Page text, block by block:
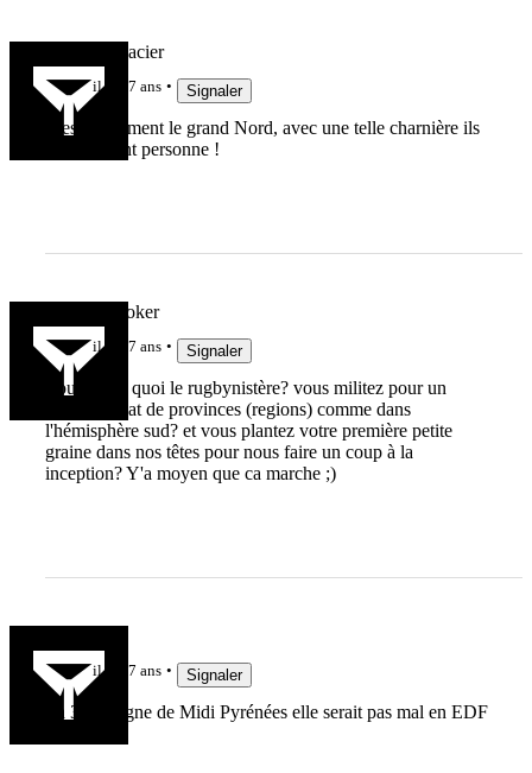
Fufu Brindacier
il y a 7 ans Signaler
C'est clairement le grand Nord, avec une telle charnière ils
ne craignent personne !
HookAHooker
il y a 7 ans Signaler
Vous faites quoi le rugbynistère? vous militez pour un
championnat de provinces (regions) comme dans
l'hémisphère sud? et vous plantez votre première petite
graine dans nos têtes pour nous faire un coup à la
inception? Y'a moyen que ca marche ;)
il y a 7 ans Signaler
La 3eme ligne de Midi Pyrénées elle serait pas mal en EDF